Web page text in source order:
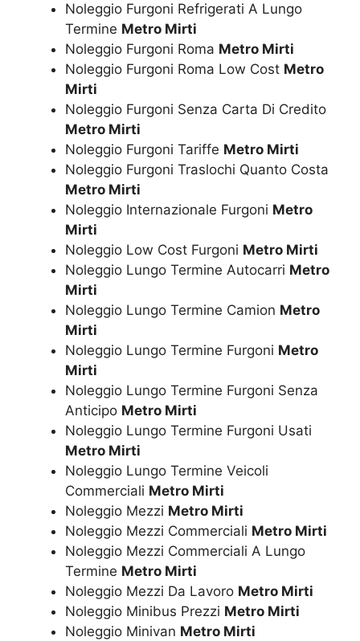
Noleggio Furgoni Refrigerati A Lungo
Termine Metro Mirti
Noleggio Furgoni Roma Metro Mirti
Noleggio Furgoni Roma Low Cost Metro
Mirti
Noleggio Furgoni Senza Carta Di Credito
Metro Mirti
Noleggio Furgoni Tariffe Metro Mirti
Noleggio Furgoni Traslochi Quanto Costa
Metro Mirti
Noleggio Internazionale Furgoni Metro
Mirti
Noleggio Low Cost Furgoni Metro Mirti
Noleggio Lungo Termine Autocarri Metro
Mirti
Noleggio Lungo Termine Camion Metro
Mirti
Noleggio Lungo Termine Furgoni Metro
Mirti
Noleggio Lungo Termine Furgoni Senza
Anticipo Metro Mirti
Noleggio Lungo Termine Furgoni Usati
Metro Mirti
Noleggio Lungo Termine Veicoli
Commerciali Metro Mirti
Noleggio Mezzi Metro Mirti
Noleggio Mezzi Commerciali Metro Mirti
Noleggio Mezzi Commerciali A Lungo
Termine Metro Mirti
Noleggio Mezzi Da Lavoro Metro Mirti
Noleggio Minibus Prezzi Metro Mirti
Noleggio Minivan Metro Mirti